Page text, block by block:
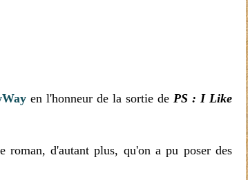
en l'honneur de la sortie de PS : I Like
roman, d'autant plus, qu'on a pu poser des